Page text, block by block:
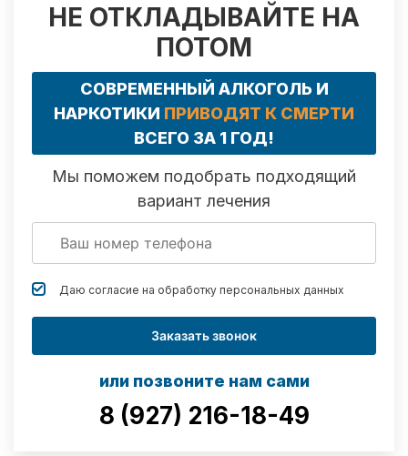
НЕ ОТКЛАДЫВАЙТЕ НА
ПОТОМ
СОВРЕМЕННЫЙ АЛКОГОЛЬ И
НАРКОТИКИ ПРИВОДЯТ К СМЕРТИ
ВСЕГО ЗА 1 ГОД!
Мы поможем подобрать подходящий
вариант лечения
Даю согласие на обработку персональных данных
Заказать звонок
или позвоните нам сами
8 (927) 216-18-49